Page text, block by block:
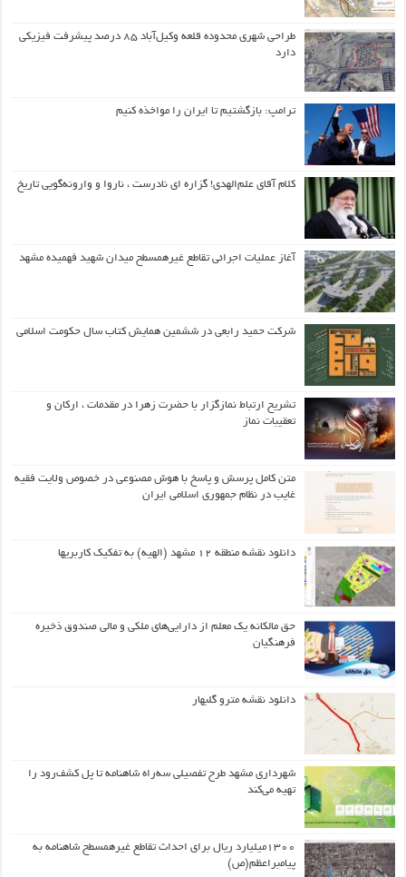
طراحی شهری محدوده قلعه وکیل‌آباد ۸۵ درصد پیشرفت فیزیکی
دارد
ترامپ: بازگشتیم تا ایران را مواخذه کنیم
کلام آقای علم‌الهدی! گزاره ای نادرست ، ناروا و وارونه‌گویی تاریخ
آغاز عملیات اجرائی تقاطع غیرهمسطح میدان شهید فهمیده مشهد
شرکت حمید رابعی در ششمین همایش کتاب سال حکومت اسلامی
تشریح ارتباط نمازگزار با حضرت زهرا در مقدمات ، ارکان و
تعقیبات نماز
متن کامل پرسش و پاسخ با هوش مصنوعی در خصوص ولایت فقیه
غایب در نظام جمهوری اسلامی ایران
دانلود نقشه منطقه ۱۲ مشهد (الهیه) به تفکیک کاربریها
حق مالکانه یک معلم از دارایی‌های ملکی و مالی صندوق ذخیره
فرهنگیان
دانلود نقشه مترو گلبهار
شهرداری مشهد طرح تفصیلی سه‌راه شاهنامه تا پل کشف‌رود را
تهیه می‌کند
۱۳۰۰میلیارد ریال برای احداث تقاطع غیرهمسطح شاهنامه به
پیامبراعظم(ص)